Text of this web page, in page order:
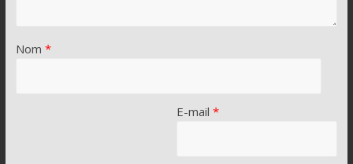
Nom *
E-mail *